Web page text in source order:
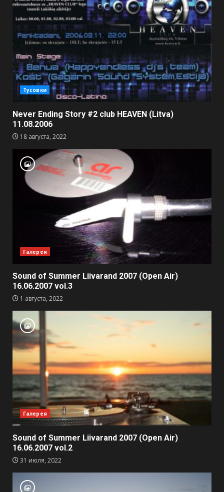
Тусовки
Never Ending Story #2 club HEAVEN (Litva)
11.08.2006
18 августа, 2022
Галерея
Sound of Summer Liivarand 2007 (Open Air)
16.06.2007 vol.3
1 августа, 2022
Галерея
Sound of Summer Liivarand 2007 (Open Air)
16.06.2007 vol.2
31 июля, 2022